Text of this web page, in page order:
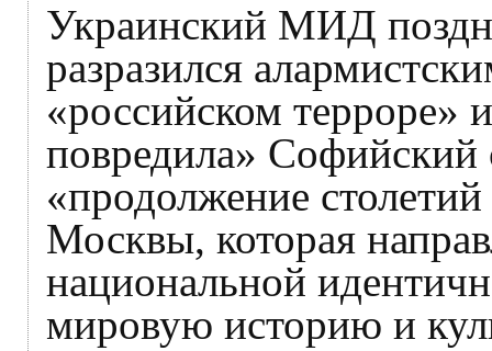
Украинский МИД
разразился
«российском терроре»
повредила» Софийский
«продолжение
Москвы, которая
национальной
мировую историю и